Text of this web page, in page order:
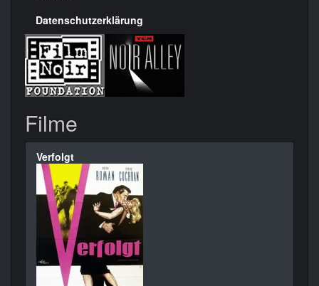
Datenschutzerklärung
Filme
Verfolgt